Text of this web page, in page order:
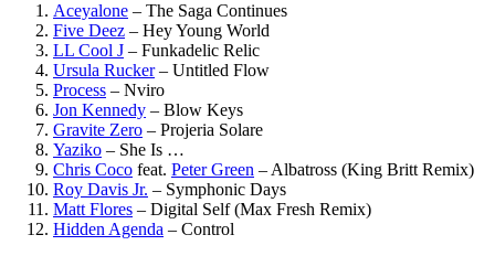
Aceyalone – The Saga Continues
Five Deez – Hey Young World
LL Cool J – Funkadelic Relic
Ursula Rucker– Untitled Flow
Process – Nviro
Jon Kennedy – Blow Keys
Gravite Zero – Projeria Solare
Yaziko – She Is …
Chris Coco feat. Peter Green – Albatross (King Britt Remix)
Roy Davis Jr. – Symphonic Days
Matt Flores – Digital Self (Max Fresh Remix)
Hidden Agenda – Control